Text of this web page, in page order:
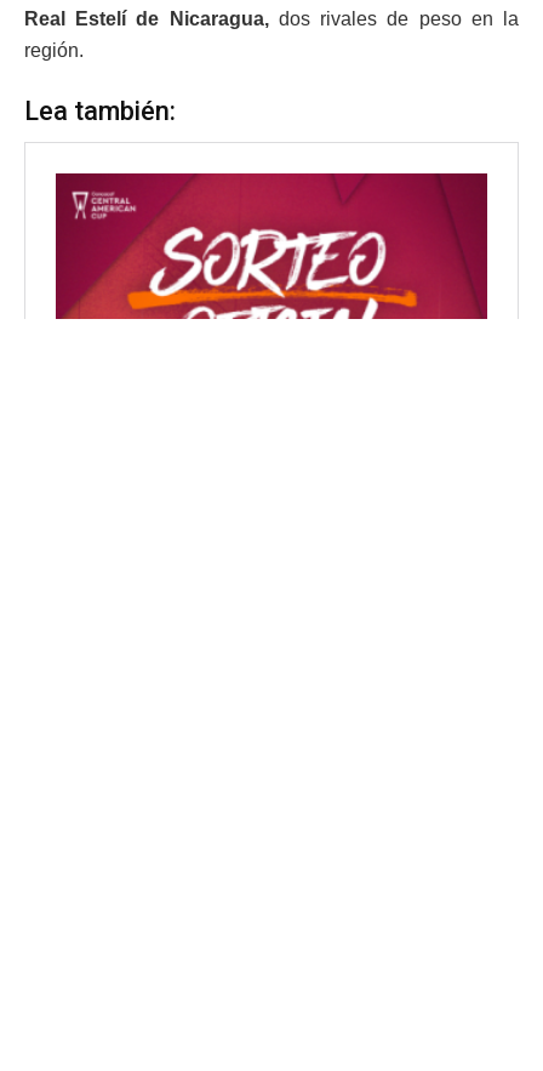
Real Estelí de Nicaragua,dos rivales de peso en la
región.
Lea también: